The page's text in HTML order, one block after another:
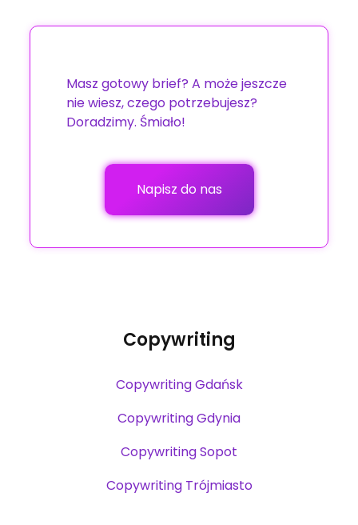
Masz gotowy brief? A może jeszcze
nie wiesz, czego potrzebujesz?
Doradzimy. Śmiało!
Napisz do nas
Copywriting
Copywriting Gdańsk
Copywriting Gdynia
Copywriting Sopot
Copywriting Trójmiasto